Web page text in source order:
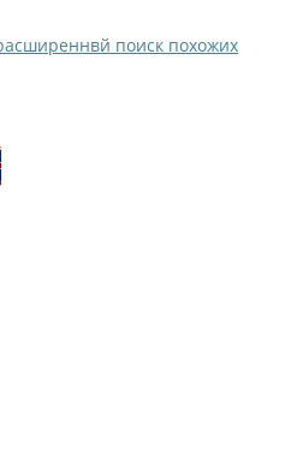
поиск похожих